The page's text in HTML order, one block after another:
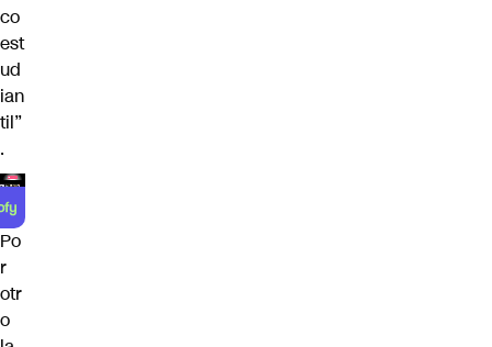
co
est
ud
ian
til”
.
Po
r
otr
o